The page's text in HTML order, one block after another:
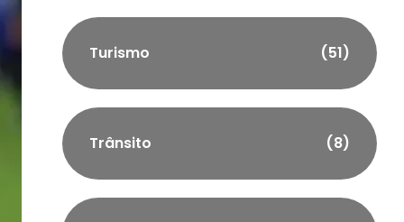
Turismo (51)
Trânsito (8)